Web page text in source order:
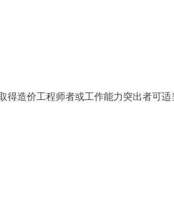
造价工程师者或工作能力突出者可